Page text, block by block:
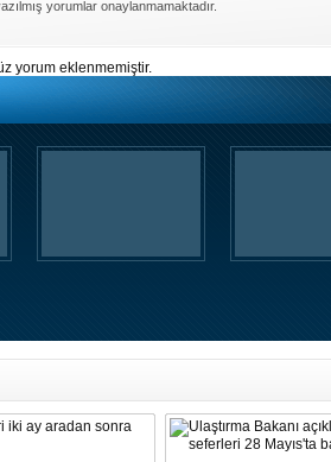
yorumlar onaylanmamaktadır.
yorum eklenmemiştir.